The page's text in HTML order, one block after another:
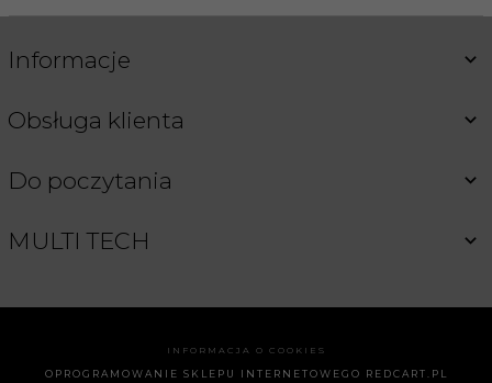
Informacje
Obsługa klienta
Do poczytania
MULTI TECH
INFORMACJA O COOKIES
OPROGRAMOWANIE SKLEPU INTERNETOWEGO REDCART.PL